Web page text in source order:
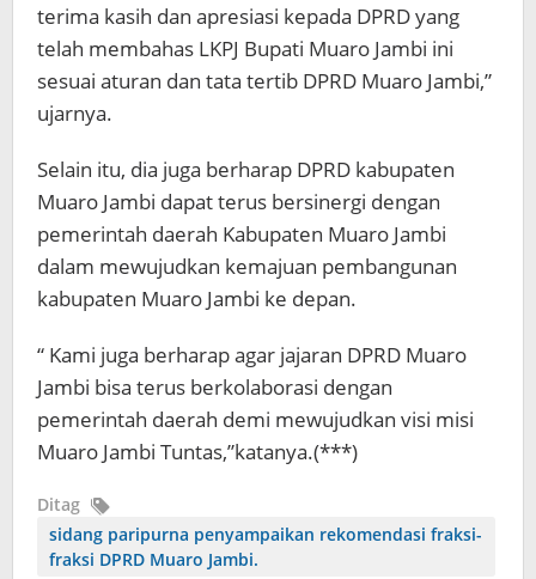
terima kasih dan apresiasi kepada DPRD yang
telah membahas LKPJ Bupati Muaro Jambi ini
sesuai aturan dan tata tertib DPRD Muaro Jambi,”
ujarnya.
Selain itu, dia juga berharap DPRD kabupaten
Muaro Jambi dapat terus bersinergi dengan
pemerintah daerah Kabupaten Muaro Jambi
dalam mewujudkan kemajuan pembangunan
kabupaten Muaro Jambi ke depan.
“ Kami juga berharap agar jajaran DPRD Muaro
Jambi bisa terus berkolaborasi dengan
pemerintah daerah demi mewujudkan visi misi
Muaro Jambi Tuntas,”katanya.(***)
Ditag
sidang paripurna penyampaikan rekomendasi fraksi-
fraksi DPRD Muaro Jambi.